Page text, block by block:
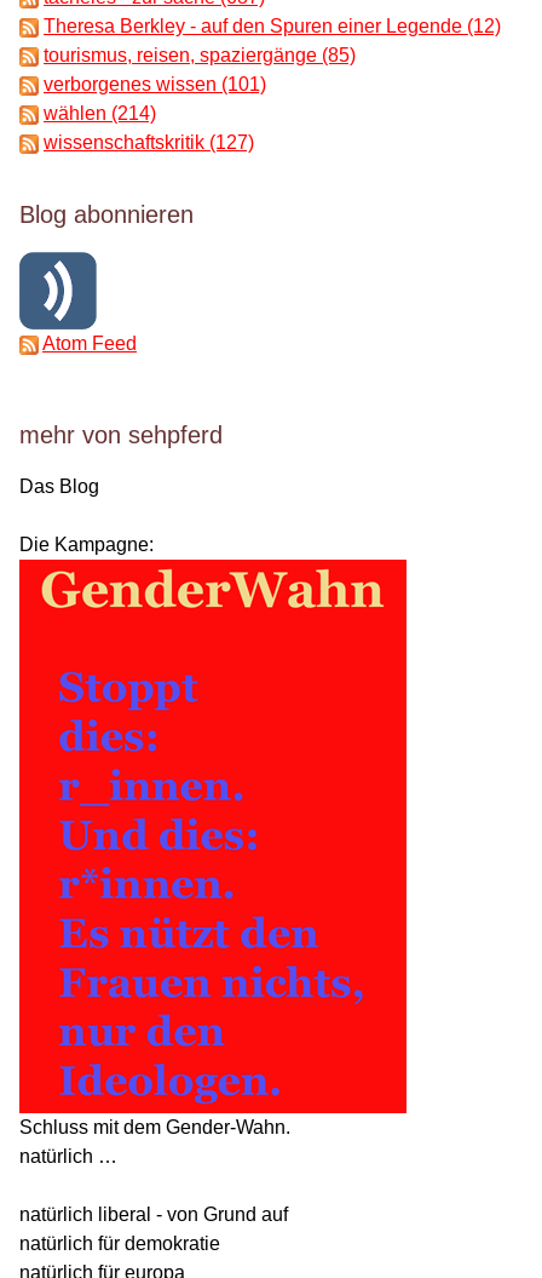
Theresa Berkley - auf den Spuren einer Legende (12)
tourismus, reisen, spaziergänge (85)
verborgenes wissen (101)
wählen (214)
wissenschaftskritik (127)
Blog abonnieren
Atom Feed
mehr von sehpferd
Das Blog
Die Kampagne:
Schluss mit dem Gender-Wahn.
natürlich …
natürlich liberal - von Grund auf
natürlich für demokratie
natürlich für europa